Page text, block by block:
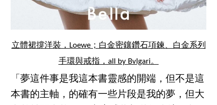
立體裙撐洋裝，Loewe；白金密鑲鑽石項鍊、白金系列
手環與戒指，all by Bvlgari。
「夢這件事是我這本書靈感的開端，但不是這
本書的主軸，的確有一些片段是我的夢，但大